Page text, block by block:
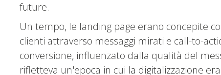
future.
Un tempo, le landing page erano concepite
clienti attraverso messaggi mirati e call-to-
conversione, influenzato dalla qualità del
rifletteva un'epoca in cui la digitalizzazione